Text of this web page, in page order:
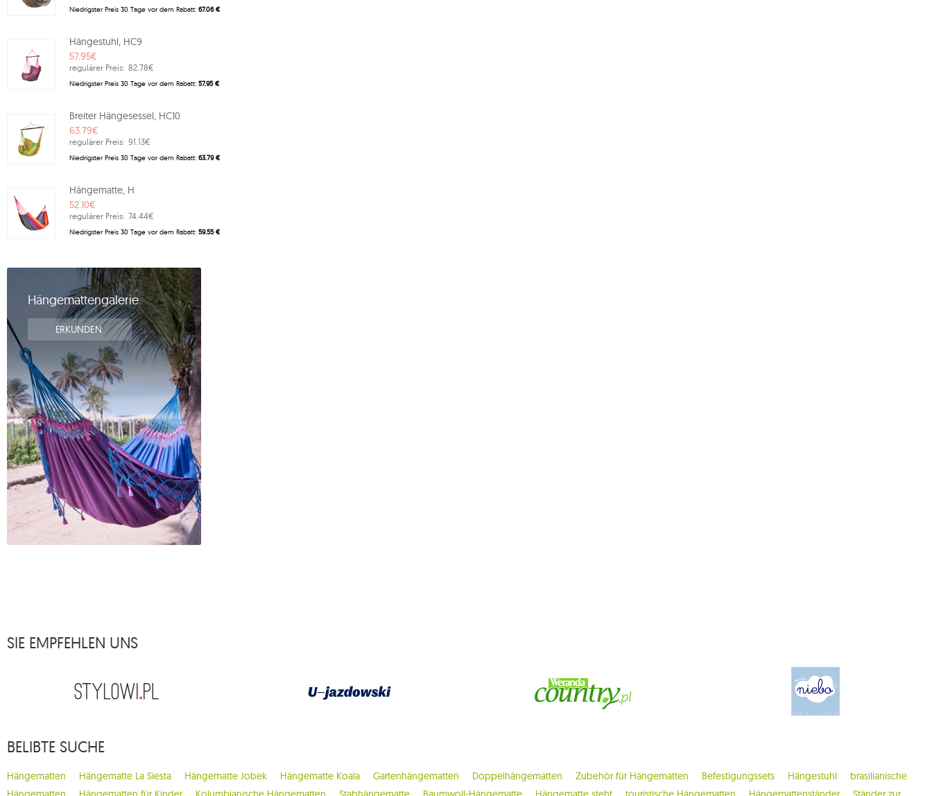
Niedrigster Preis 30 Tage vor dem Rabatt: 67.06 €
Hängestuhl, HC9
57.95€
regulärer Preis: 82.78€
Niedrigster Preis 30 Tage vor dem Rabatt: 57.95 €
Breiter Hängesessel, HC10
63.79€
regulärer Preis: 91.13€
Niedrigster Preis 30 Tage vor dem Rabatt: 63.79 €
Hängematte, H
52.10€
regulärer Preis: 74.44€
Niedrigster Preis 30 Tage vor dem Rabatt: 59.55 €
Hängemattengalerie
ERKUNDEN
SIE EMPFEHLEN UNS
BELIBTE SUCHE
Hängematten Hängematte La Siesta Hängematte Jobek Hängematte Koala Gartenhängematten Doppelhängematten Zubehör für Hängematten Befestigungssets Hängestuhl
brasilianische